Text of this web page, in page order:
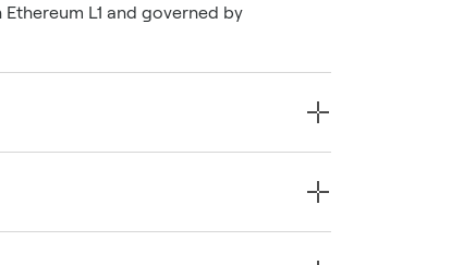
L1 and governed by